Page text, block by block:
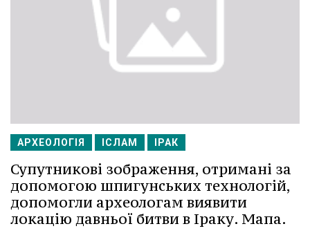
АРХЕОЛОГІЯ ІСЛАМ ІРАК
Супутникові зображення, отримані за
допомогою шпигунських технологій,
допомогли археологам виявити
локацію давньої битви в Іраку. Мапа.